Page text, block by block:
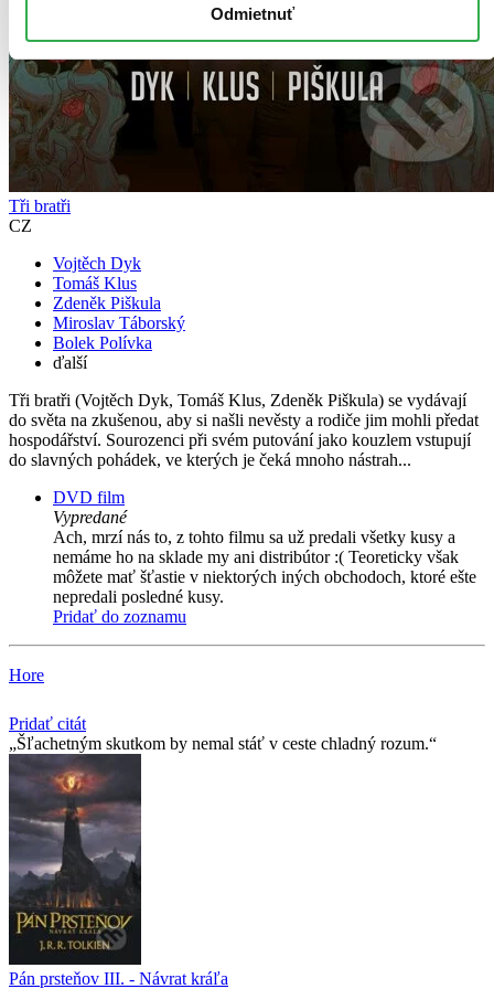
Odmietnuť
Tři bratři
CZ
Vojtěch Dyk
Tomáš Klus
Zdeněk Piškula
Miroslav Táborský
Bolek Polívka
ďalší
Tři bratři (Vojtěch Dyk, Tomáš Klus, Zdeněk Piškula) se vydávají
do světa na zkušenou, aby si našli nevěsty a rodiče jim mohli předat
hospodářství. Sourozenci při svém putování jako kouzlem vstupují
do slavných pohádek, ve kterých je čeká mnoho nástrah...
DVD film
Vypredané
Ach, mrzí nás to, z tohto filmu sa už predali všetky kusy a
nemáme ho na sklade my ani distribútor :( Teoreticky však
môžete mať šťastie v niektorých iných obchodoch, ktoré ešte
nepredali posledné kusy.
Pridať do zoznamu
Hore
Pridať citát
Šľachetným skutkom by nemal stáť v ceste chladný rozum.
Pán prsteňov III. - Návrat kráľa